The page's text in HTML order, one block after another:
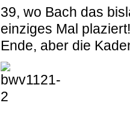
39, wo Bach das
einziges Mal
Ende, aber die